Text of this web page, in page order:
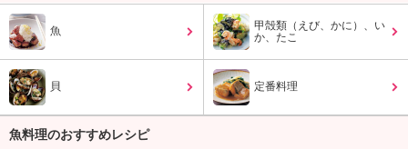
H
デ
魚
甲殻類（えび、かに）、い
か、たこ
貝 定番料理
魚料理のおすすめレシピ